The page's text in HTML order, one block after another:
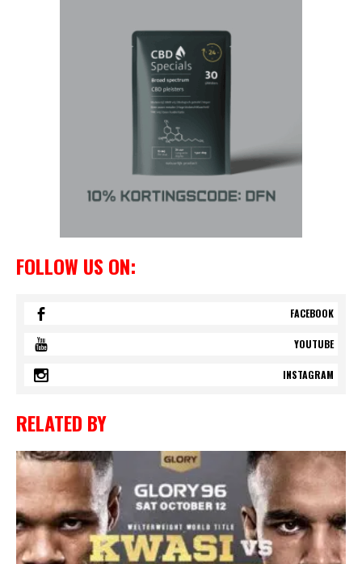
FOLLOW US ON:
FACEBOOK
YOUTUBE
INSTAGRAM
RELATED BY